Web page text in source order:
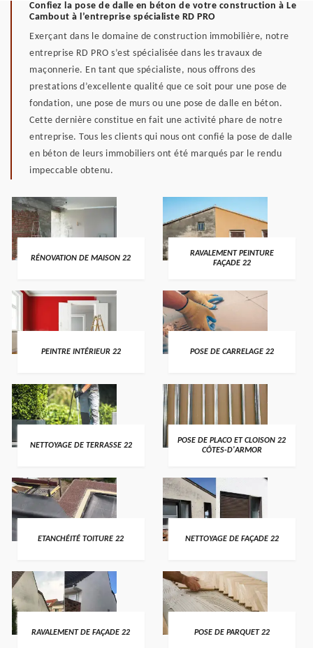
Confiez la pose de dalle en béton de votre construction à Le
Cambout à l’entreprise spécialiste RD PRO
Exerçant dans le domaine de construction immobilière, notre
entreprise RD PRO s’est spécialisée dans les travaux de
maçonnerie. En tant que spécialiste, nous offrons des
prestations d’excellente qualité que ce soit pour une pose de
fondation, une pose de murs ou une pose de dalle en béton.
Cette dernière constitue en fait une activité phare de notre
entreprise. Tous les clients qui nous ont confié la pose de dalle
en béton de leurs immobiliers ont été marqués par le rendu
impeccable obtenu.
RÉNOVATION DE MAISON 22
RAVALEMENT PEINTURE
FAÇADE 22
PEINTRE INTÉRIEUR 22 POSE DE CARRELAGE 22
NETTOYAGE DE TERRASSE 22
POSE DE PLACO ET CLOISON 22
CÔTES-D'ARMOR
ETANCHÉITÉ TOITURE 22 NETTOYAGE DE FAÇADE 22
RAVALEMENT DE FAÇADE 22 POSE DE PARQUET 22